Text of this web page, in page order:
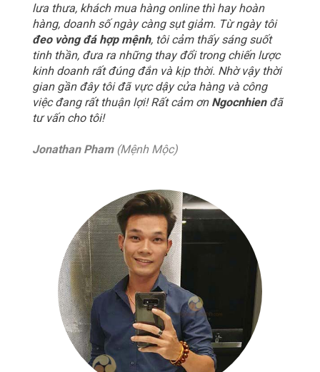
lưa thưa, khách mua hàng online thì hay hoàn
hàng, doanh số ngày càng sụt giảm. Từ ngày tôi
đeo vòng đá hợp mệnh, tôi cảm thấy sáng suốt
tinh thần, đưa ra những thay đổi trong chiến lược
kinh doanh rất đúng đắn và kịp thời. Nhờ vậy thời
gian gần đây tôi đã vực dậy cửa hàng và công
việc đang rất thuận lợi! Rất cảm ơn Ngocnhienđã
tư vấn cho tôi!
Jonathan Pham(Mệnh Mộc)